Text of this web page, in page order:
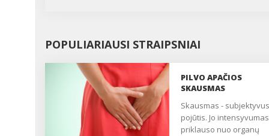
POPULIARIAUSI STRAIPSNIAI
PILVO APAČIOS
SKAUSMAS
Skausmas - subjektyvus
pojūtis. Jo intensyvumas
priklauso nuo organų